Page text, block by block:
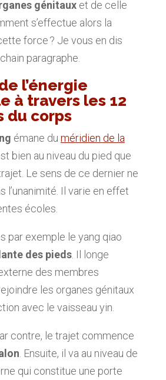
génitauxet de celle
s’effectue alors la
force ? Je vous en dis
paragraphe.
l’énergie
à travers les 12
du corps
émane du méridien de la
bien au niveau du pied que
Le sens de ce dernier ne
l’unanimité. Il varie en effet
écoles.
par exemple le yang qiao
des pieds. Il longe
des membres
les organes génitaux
avec le vaisseau yin.
contre, le trajet commence
. Ensuite, il va au niveau de
qui constitue une porte